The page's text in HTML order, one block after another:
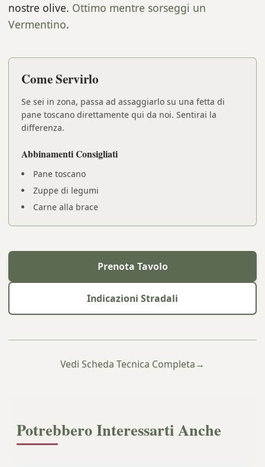
nostre olive. Ottimo mentre sorseggi un
Vermentino.
Come Servirlo
Se sei in zona, passa ad assaggiarlo su una fetta di
pane toscano direttamente qui da noi. Sentirai la
differenza.
Abbinamenti Consigliati
Pane toscano
Zuppe di legumi
Carne alla brace
Prenota Tavolo
Indicazioni Stradali
Vedi Scheda Tecnica Completa→
Potrebbero Interessarti Anche